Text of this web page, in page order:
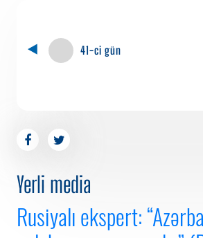
41-ci gün
Yerli media
Rusiyalı ekspert: